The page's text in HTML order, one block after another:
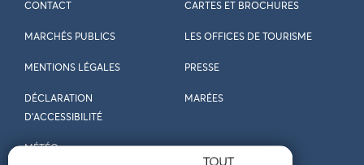
CONTACT CARTES ET BROCHURES
MARCHÉS PUBLICS LES OFFICES DE TOURISME
MENTIONS LÉGALES PRESSE
DÉCLARATION
D’ACCESSIBILITÉ
MARÉES
MÉTÉO